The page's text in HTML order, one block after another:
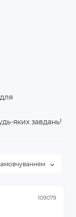
яких завдань!
109079